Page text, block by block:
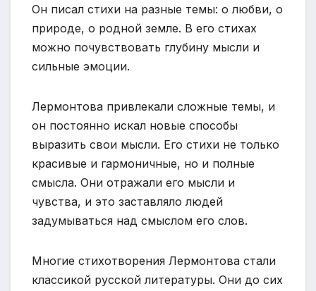
Он писал стихи на разные темы: о любви, о
природе, о родной земле. В его стихах
можно почувствовать глубину мысли и
сильные эмоции.
Лермонтова привлекали сложные темы, и
он постоянно искал новые способы
выразить свои мысли. Его стихи не только
красивые и гармоничные, но и полные
смысла. Они отражали его мысли и
чувства, и это заставляло людей
задумываться над смыслом его слов.
Многие стихотворения Лермонтова стали
классикой русской литературы. Они до сих